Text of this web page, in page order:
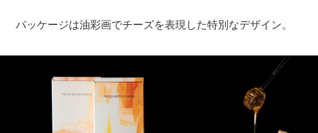
パッケージは油彩画でチーズを表現した特別なデザイン。